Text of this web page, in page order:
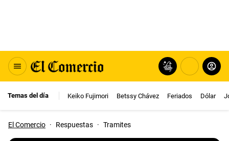
Temas del día Keiko Fujimori Betssy Chávez Feriados Dólar
El Comercio · Respuestas · Tramites